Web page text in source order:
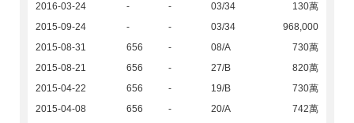
2016-03-24 - - 03/34
130萬
2015-09-24
- - 03/34
968,000
2015-08-31
656 - 08/A
730萬
2015-08-21
656 - 27/B
820萬
2015-04-22
656 - 19/B
730萬
2015-04-08
656 - 20/A
742萬